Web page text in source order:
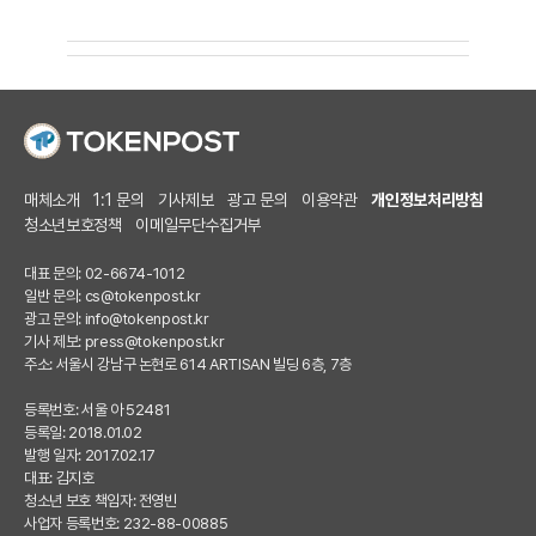
매체소개 1:1 문의 기사제보 광고 문의 이용약관
개인정보처리방침
청소년보호정책
이메일무단수집거부
대표 문의: 02-6674-1012
일반 문의: cs@tokenpost.kr
광고 문의: info@tokenpost.kr
기사 제보: press@tokenpost.kr
주소: 서울시 강남구 논현로 614 ARTISAN 빌딩 6층, 7층
등록번호: 서울 아 52481
등록일: 2018.01.02
발행 일자: 2017.02.17
대표: 김지호
청소년 보호 책임자: 전영빈
사업자 등록번호: 232-88-00885